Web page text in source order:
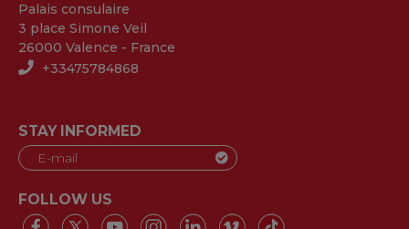
Palais consulaire
3 place Simone Veil
26000 Valence - France
+33475784868
STAY INFORMED
FOLLOW US